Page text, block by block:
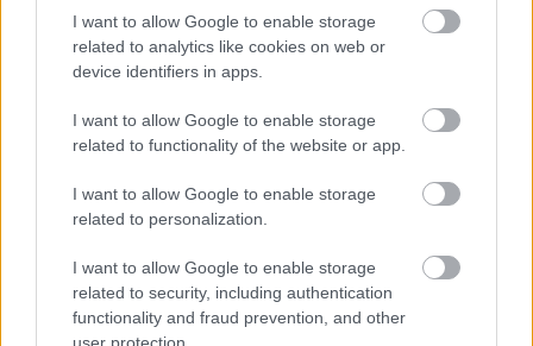
I want to allow Google to enable storage
related to analytics like cookies on web or
device identifiers in apps.
I want to allow Google to enable storage
related to functionality of the website or app.
I want to allow Google to enable storage
related to personalization.
I want to allow Google to enable storage
related to security, including authentication
functionality and fraud prevention, and other
user protection.
kellett hátrafelé figyelni, mert például
Verstappenék (és a GT3 eleje) is csak 2 óránként
153km/h átlagsebességünk most már 174km/h
volt. A ~6 óra vezetési időmből sikerült több mint
4-et éjszaka megtennem, ami már tavaly is az
egész esemény fénypontja volt számomra. Bár
tavaly csak 16 fokra hűlt a levegő éjjel, most 3
fokban róttuk a köröket.